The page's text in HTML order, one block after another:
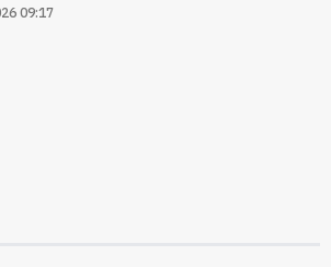
09:17